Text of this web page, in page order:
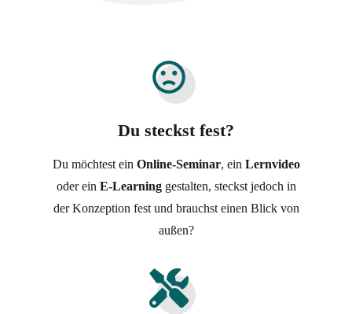
Du steckst fest?
Du möchtest ein Online-Seminar, ein Lernvideo
oder ein E-Learninggestalten, steckst jedoch in
der Konzeption fest und brauchst einen Blick von
außen?